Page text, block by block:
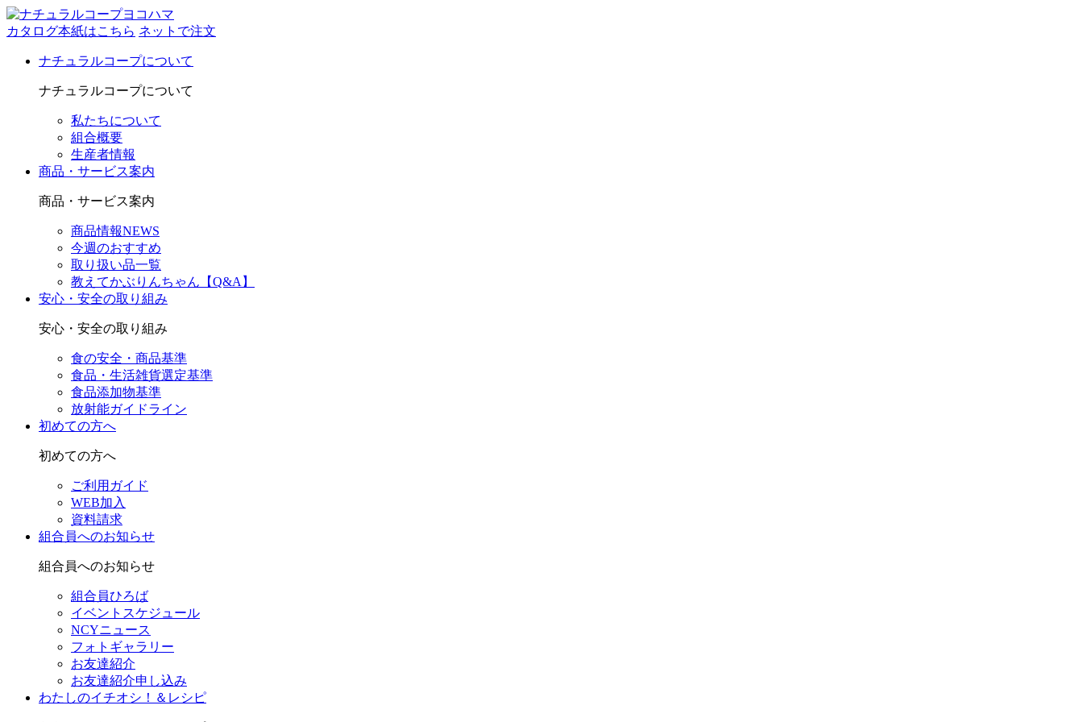
カタログ本紙はこちら ネットで注文
ナチュラルコープについて
ナチュラルコープについて
私たちについて
組合概要
生産者情報
商品・サービス案内
商品・サービス案内
商品情報NEWS
今週のおすすめ
取り扱い品一覧
教えてかぶりんちゃん【Q&A】
安心・安全の取り組み
安心・安全の取り組み
食の安全・商品基準
食品・生活雑貨選定基準
食品添加物基準
放射能ガイドライン
初めての方へ
初めての方へ
ご利用ガイド
WEB加入
資料請求
組合員へのお知らせ
組合員へのお知らせ
組合員ひろば
イベントスケジュール
NCYニュース
フォトギャラリー
お友達紹介
お友達紹介申し込み
わたしのイチオシ！＆レシピ